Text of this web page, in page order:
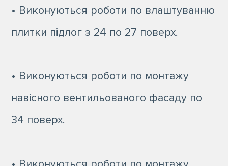
• Виконуються роботи по влаштуванню
плитки підлог з 24 по 27 поверх.
• Виконуються роботи по монтажу
навісного вентильованого фасаду по
34 поверх.